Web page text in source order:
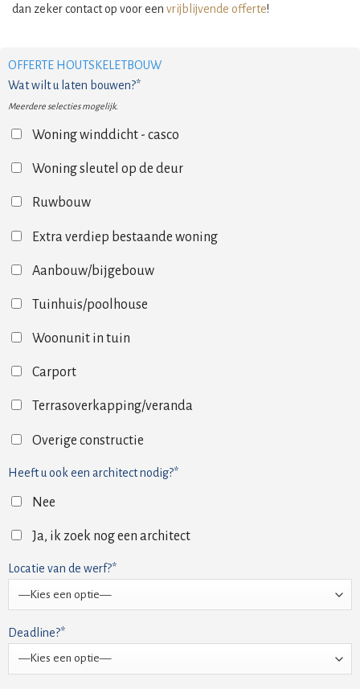
dan zeker contact op voor een vrijblijvende offerte!
OFFERTE HOUTSKELETBOUW
Wat wilt u laten bouwen?*
Meerdere selecties mogelijk.
Woning winddicht - casco
Woning sleutel op de deur
Ruwbouw
Extra verdiep bestaande woning
Aanbouw/bijgebouw
Tuinhuis/poolhouse
Woonunit in tuin
Carport
Terrasoverkapping/veranda
Overige constructie
Heeft u ook een architect nodig?*
Nee
Ja, ik zoek nog een architect
Locatie van de werf?*
Deadline?*